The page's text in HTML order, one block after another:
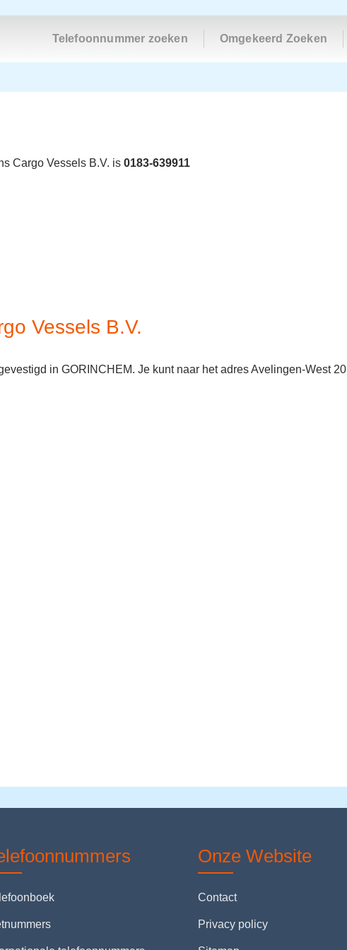
Telefoonnummer zoeken Omgekeerd Zoeken
Cargo Vessels B.V. is 0183-639911
Vessels B.V.
in GORINCHEM. Je kunt naar het adres Avelingen-West 20
Onze Website
Contact
Privacy policy